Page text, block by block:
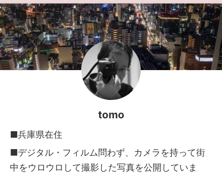
tomo
■兵庫県在住
■デジタル・フィルム問わず、カメラを持って街
中をウロウロして撮影した写真を公開していま